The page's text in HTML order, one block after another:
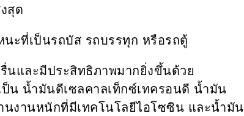
สุด
ะที่เป็นรถบัส รถบรรทุก หรือรถตู้
นและมีประสิทธิภาพมากยิ่งขึ้นด้วย
น น้ำมันดีเซลคาลเท็กซ์เทครอนดี น้ำมัน
นงานหนักที่มีเทคโนโลยีไอโซซิน และน้ำมัน